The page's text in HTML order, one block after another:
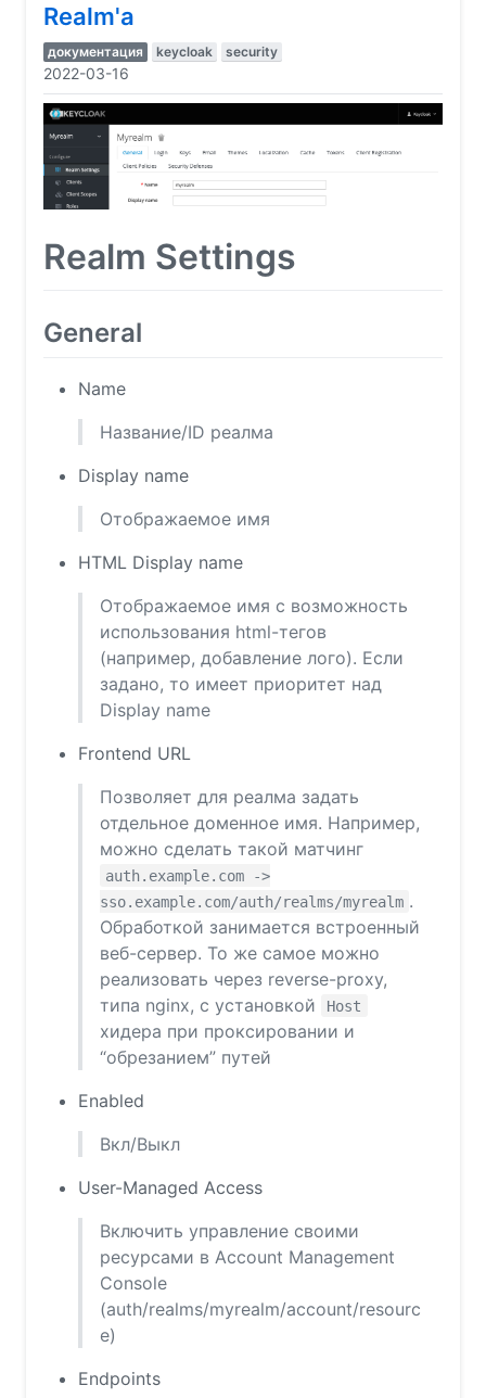
Realm'а
документация keycloak security
2022-03-16
Realm Settings
General
Name
Название/ID реалма
Display name
Отображаемое имя
HTML Display name
Отображаемое имя с возможность
использования html-тегов
(например, добавление лого). Если
задано, то имеет приоритет над
Display name
Frontend URL
Позволяет для реалма задать
отдельное доменное имя. Например,
можно сделать такой матчинг
auth.example.com ->
sso.example.com/auth/realms/myrealm .
Обработкой занимается встроенный
веб-сервер. То же самое можно
реализовать через reverse-proxy,
типа nginx, с установкой
Host
хидера при проксировании и
“обрезанием” путей
Enabled
Вкл/Выкл
User-Managed Access
Включить управление своими
ресурсами в Account Management
Console
(auth/realms/myrealm/account/resourc
e)
Endpoints